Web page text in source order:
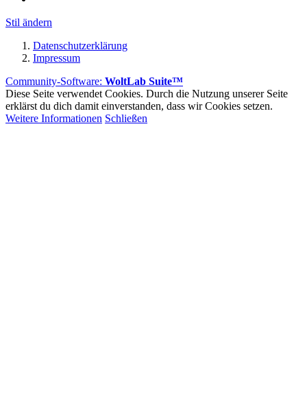
Stil ändern
Datenschutzerklärung
Impressum
Community-Software: WoltLab Suite™
Diese Seite verwendet Cookies. Durch die Nutzung unserer Seite
erklärst du dich damit einverstanden, dass wir Cookies setzen.
Weitere Informationen Schließen